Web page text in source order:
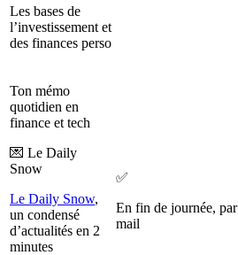
Les bases de
l’investissement et
des finances perso
Ton mémo
quotidien en
finance et tech
💌 Le Daily
Snow
Le Daily Snow,
un condensé
d’actualités en 2
minutes
✅
En fin de journée, par
mail